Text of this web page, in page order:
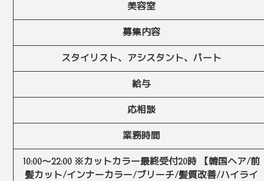
美容室
募集内容
スタイリスト、アシスタント、パート
給与
応相談
業務時間
10:00～22:00 ※カットカラー最終受付20時 【韓国ヘア/前
髪カット/インナーカラー/ブリーチ/髪質改善/ハイライ